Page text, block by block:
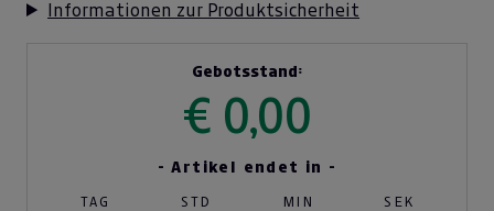
Informationen zur Produktsicherheit
Gebotsstand:
€ 0,00
- Artikel endet in -
TAG STD MIN SEK